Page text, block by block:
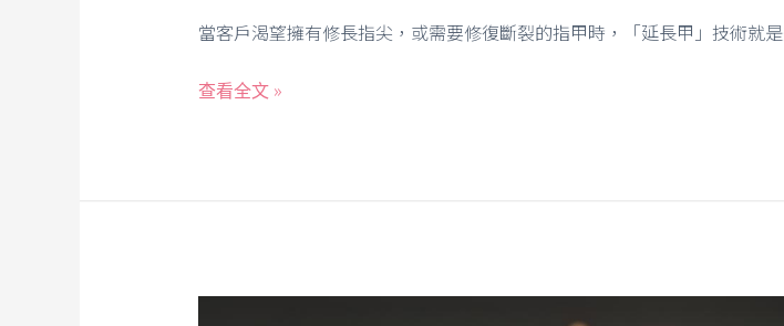
當客戶渴望擁有修長指尖，或需要修復斷裂的指甲時，「延長甲」技術就
查看全文 »